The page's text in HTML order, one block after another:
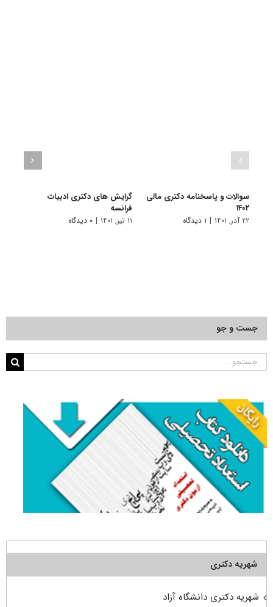
سوالات و پاسخنامه دکتری مالی
۱۴۰۲
۲۲ آذر, ۱۴۰۱ | ۱ دیدگاه
گرایش های دکتری ادبیات
فراﻧﺴﻪ
۱۱ تیر, ۱۴۰۱ | ۰ دیدگاه
جست و جو
جستجو
شهریه دکتری
شهریه دکتری دانشگاه آزاد